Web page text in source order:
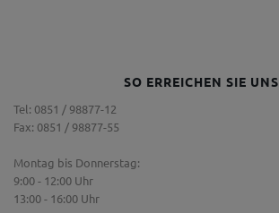
SO ERREICHEN SIE UNS
Tel: 0851 / 98877-12
Fax: 0851 / 98877-55
Montag bis Donnerstag:
9:00 - 12:00 Uhr
13:00 - 16:00 Uhr